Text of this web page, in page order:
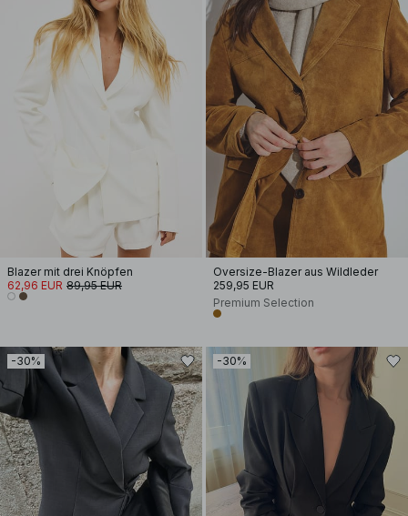
Blazer mit drei Knöpfen
62,96 EUR 89,95 EUR
Oversize-Blazer aus Wildleder
259,95 EUR
Premium Selection
-30% -30%